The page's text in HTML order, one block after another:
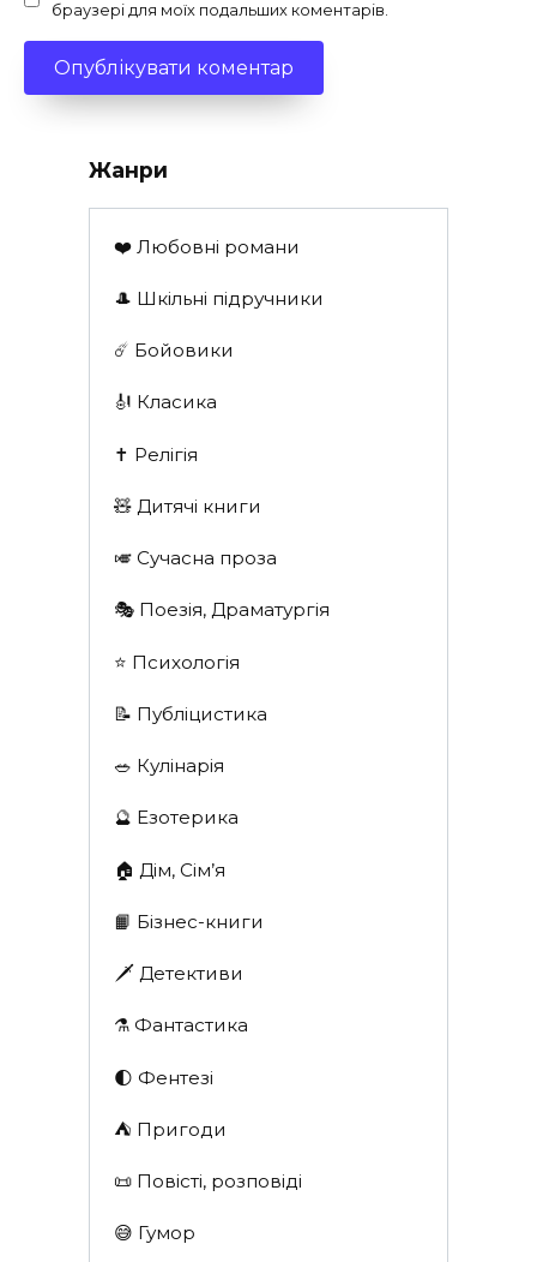
браузері для моїх подальших коментарів.
Жанри
❤️ Любовні романи
🎩 Шкільні підручники
☄️ Бойовики
🎻 Класика
✝️ Релігія
🧸 Дитячі книги
🎺 Сучасна проза
🎭 Поезія, Драматургія
⭐️ Психологія
📝 Публіцистика
🥗 Кулінарія
🔮 Езотерика
🏠 Дім, Сім’я
📙 Бізнес-книги
🗡 Детективи
⚗️ Фантастика
🌓 Фентезі
⛺️ Пригоди
📜 Повісті, розповіді
😅 Гумор